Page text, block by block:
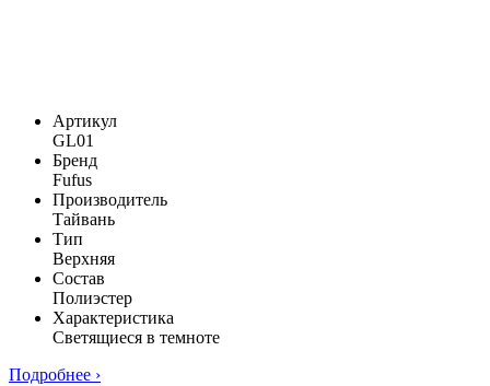
Артикул
GL01
Бренд
Fufus
Производитель
Тайвань
Тип
Верхняя
Состав
Полиэстер
Характеристика
Светящиеся в темноте
Подробнее ›